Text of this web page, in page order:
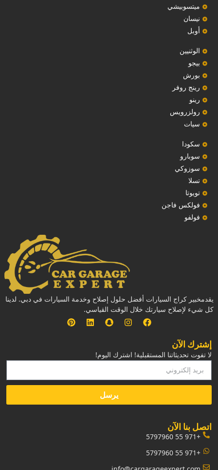
ميتسوبيشي
نيسان
أوبل
‏الوثنيين‏
بيجو
بورش
رينج روفر
رينو
رولزرويس
سيات
سكودا
‏سوبارو‏
سوزوكي
تسلا
تويوتا
فولكس فاجن
فولفو
يقدمخبير كراج السيارات أفضل حلول إصلاح وخدمة السيارات في دبي. لدينا
كل شيء لإصلاح سيارتك خلال الوقت القياسي.
إشترك الآن
لا تفوت تحديثاتنا المستقبلية! اشترك اليوم!
يرسل
‏اتصل بنا الآن‏
+971 55 5797960
+971 55 5797960